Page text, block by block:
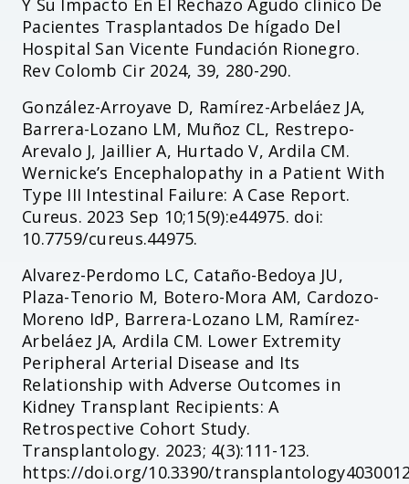
Y Su Impacto En El Rechazo Agudo clínico De
Pacientes Trasplantados De hígado Del
Hospital San Vicente Fundación Rionegro.
Rev Colomb Cir 2024, 39, 280-290.
González-Arroyave D, Ramírez-Arbeláez JA,
Barrera-Lozano LM, Muñoz CL, Restrepo-
Arevalo J, Jaillier A, Hurtado V, Ardila CM.
Wernicke’s Encephalopathy in a Patient With
Type III Intestinal Failure: A Case Report.
Cureus. 2023 Sep 10;15(9):e44975. doi:
10.7759/cureus.44975.
Alvarez-Perdomo LC, Cataño-Bedoya JU,
Plaza-Tenorio M, Botero-Mora AM, Cardozo-
Moreno IdP, Barrera-Lozano LM, Ramírez-
Arbeláez JA, Ardila CM. Lower Extremity
Peripheral Arterial Disease and Its
Relationship with Adverse Outcomes in
Kidney Transplant Recipients: A
Retrospective Cohort Study.
Transplantology. 2023; 4(3):111-123.
https://doi.org/10.3390/